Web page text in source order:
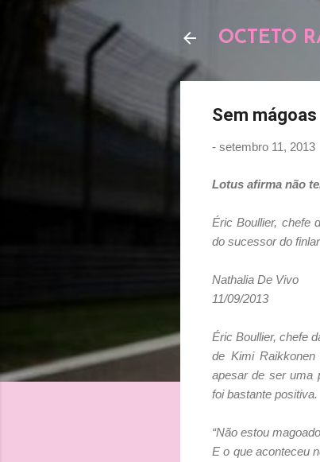
OCTETO
Sem mágoas
- setembro 11, 2013
Lotus afirma não
Éric Boullier, chefe
do sucessor do
Nathalia De Vivo
11/09/2013
Éric Boullier, chefe
de Kimi
apesar de ser uma
foi bastante positiva.
“Não estou
E o que aconteceu